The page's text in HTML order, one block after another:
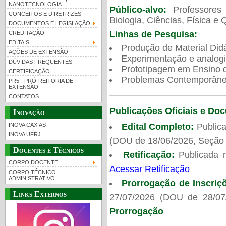
NANOTECNOLOGIA
CONCEITOS E DIRETRIZES
DOCUMENTOS E LEGISLAÇÃO
CREDITAÇÃO
EDITAIS
AÇÕES DE EXTENSÃO
DÚVIDAS FREQUENTES
CERTIFICAÇÃO
PR5 - PRÓ-REITORIA DE
EXTENSÃO
CONTATOS
Inovação
INOVA CAXIAS
INOVA UFRJ
Docentes e Técnicos
CORPO DOCENTE
CORPO TÉCNICO
ADMINISTRATIVO
Links Externos
Público-alvo:
Biologia, Ciências, Física e
Linhas de Pesquisa:
Produção de Material
Experimentação e
Prototipagem em Ensino
Problemas
Publicações Oficiais e
Edital Completo:
(DOU de 18/06/2026,
Retificação: Publicada
Acessar Retificação
Prorrogação de
27/07/2026 (DOU de 28/
Prorrogação